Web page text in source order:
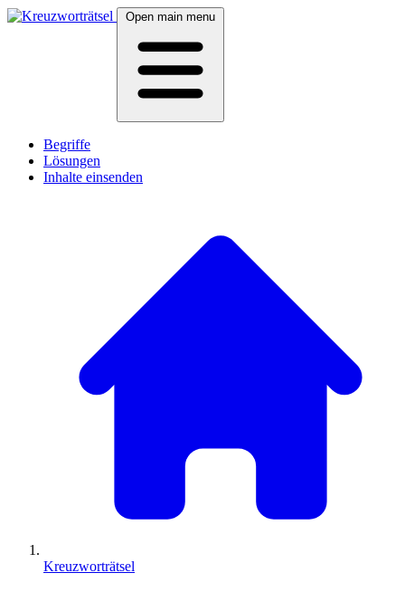
Open main menu
Begriffe
Lösungen
Inhalte einsenden
Kreuzworträtsel